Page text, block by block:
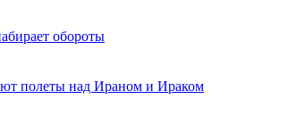
обороты
полеты над Ираном и Ираком